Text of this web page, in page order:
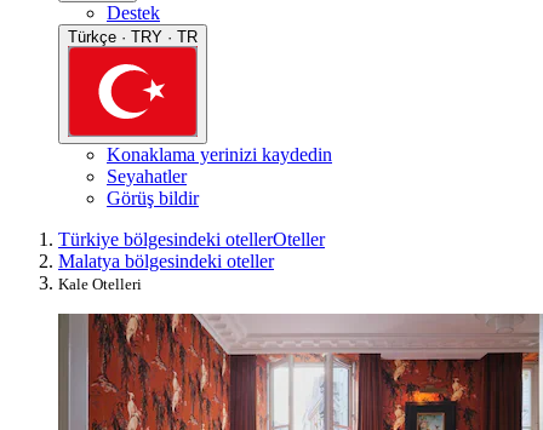
Destek
Türkçe · TRY · TR
Konaklama yerinizi kaydedin
Seyahatler
Görüş bildir
Türkiye bölgesindeki otellerOteller
Malatya bölgesindeki oteller
Kale Otelleri